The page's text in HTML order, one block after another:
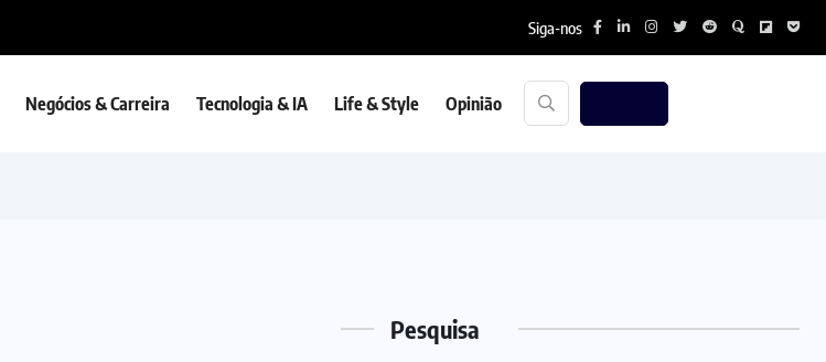
Siga-nos
Negócios & Carreira Tecnologia & IA Life & Style Opinião
Pesquisa